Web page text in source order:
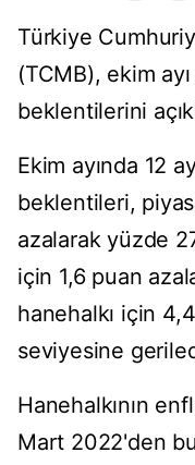
Türkiye
(TCMB), ekim
beklentilerini
Ekim ayında 12
beklentileri,
azalarak yüzde
için 1,6 puan
hanehalkı için
seviyesine
Hanehalkının
Mart 2022'den